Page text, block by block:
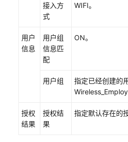
防
火
+交
换
机
组
场
景
接入方
式
WIFI。
用户
信息
用户组
信息匹
配
ON。
用户组
指定已经创建的
授权
结果
授权结
果
指定默认存在的